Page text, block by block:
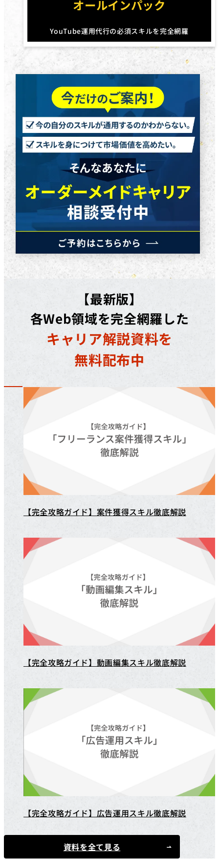
オールインパック
YouTube運用代行の必須スキルを完全網羅
円
【最新版】
各Web領域を完全網羅した
キャリア解説資料を
無料配布中
【完全攻略ガイド】案件獲得スキル徹底解説
【完全攻略ガイド】動画編集スキル徹底解説
【完全攻略ガイド】広告運用スキル徹底解説
資料を全て見る